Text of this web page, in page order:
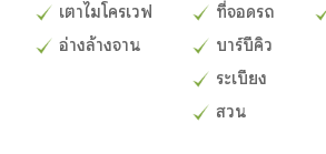
เตาไมโครเวฟ
อ่างล้างจาน
ที่จอดรถ
บาร์บีคิว
ระเบียง
สวน